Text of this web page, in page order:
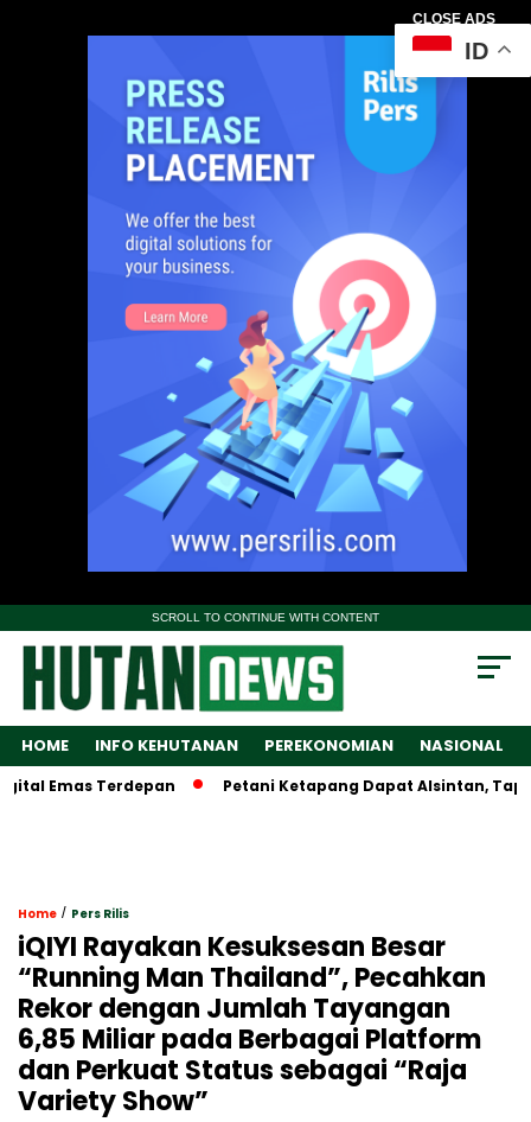
CLOSE ADS
SCROLL TO CONTINUE WITH CONTENT
HOME INFO KEHUTANAN PEREKONOMIAN NASIONAL
Terdepan Petani Ketapang Dapat Alsintan, Tapi
Home / Pers Rilis
iQIYI Rayakan Kesuksesan Besar
“Running Man Thailand”, Pecahkan
Rekor dengan Jumlah Tayangan
6,85 Miliar pada Berbagai Platform
dan Perkuat Status sebagai “Raja
Variety Show”
ID